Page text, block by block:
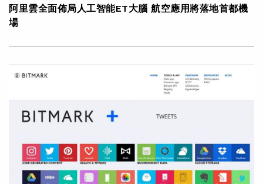
阿里雲全面佈局人工智能ET大腦 航空應用將落地首都機
場